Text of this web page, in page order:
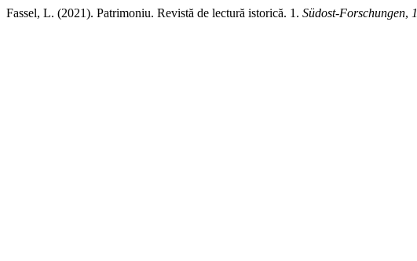
Fassel, L. (2021). Patrimoniu. Revistă de lectură istorică. 1. Südost-Forschungen, 1